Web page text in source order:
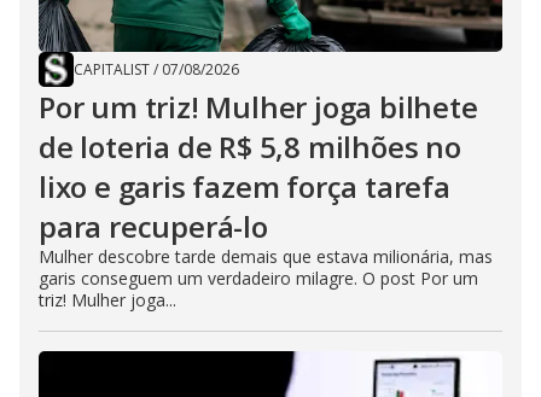
CAPITALIST/ 07/08/2026
Por um triz! Mulher joga bilhete
de loteria de R$ 5,8 milhões no
lixo e garis fazem força tarefa
para recuperá-lo
Mulher descobre tarde demais que estava milionária, mas
garis conseguem um verdadeiro milagre. O post Por um
triz! Mulher joga...